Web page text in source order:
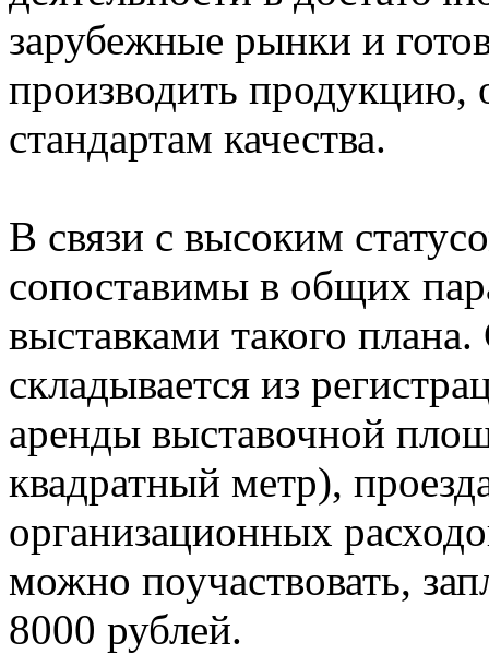
зарубежные рынки и
производить
стандартам качества.
В связи с высоким
сопоставимы в общих
выставками такого
складывается из
аренды выставочной
квадратный метр),
организационных
можно поучаствовать,
8000 рублей.